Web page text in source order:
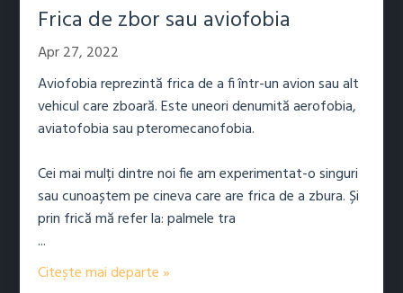
Frica de zbor sau aviofobia
Apr 27, 2022
Aviofobia reprezintă frica de a fi într-un avion sau alt
vehicul care zboară. Este uneori denumită aerofobia,
aviatofobia sau pteromecanofobia.
Cei mai mulți dintre noi fie am experimentat-o ​​singuri
sau cunoaștem pe cineva care are frica de a zbura. Și
prin frică mă refer la: palmele tra
...
Citește mai departe »